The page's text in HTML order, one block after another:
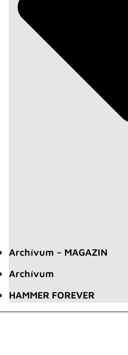
Archívum – MAGAZIN
Archívum
HAMMER FOREVER